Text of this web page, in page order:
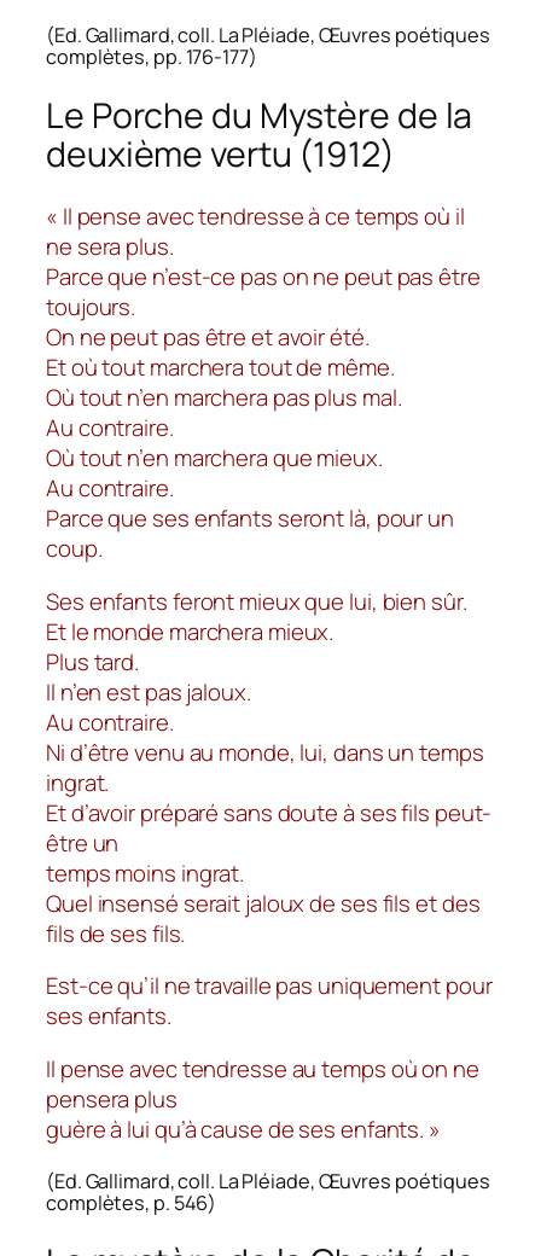
(Ed. Gallimard, coll. La Pléiade, Œuvres poétiques
complètes, pp. 176-177)
Le Porche du Mystère de la
deuxième vertu (1912)
« Il pense avec tendresse à ce temps où il
ne sera plus.
Parce que n’est-ce pas on ne peut pas être
toujours.
On ne peut pas être et avoir été.
Et où tout marchera tout de même.
Où tout n’en marchera pas plus mal.
Au contraire.
Où tout n’en marchera que mieux.
Au contraire.
Parce que ses enfants seront là, pour un
coup.
Ses enfants feront mieux que lui, bien sûr.
Et le monde marchera mieux.
Plus tard.
Il n’en est pas jaloux.
Au contraire.
Ni d’être venu au monde, lui, dans un temps
ingrat.
Et d’avoir préparé sans doute à ses fils peut-
être un
temps moins ingrat.
Quel insensé serait jaloux de ses fils et des
fils de ses fils.
Est-ce qu’il ne travaille pas uniquement pour
ses enfants.
Il pense avec tendresse au temps où on ne
pensera plus
guère à lui qu’à cause de ses enfants. »
(Ed. Gallimard, coll. La Pléiade, Œuvres poétiques
complètes, p. 546)